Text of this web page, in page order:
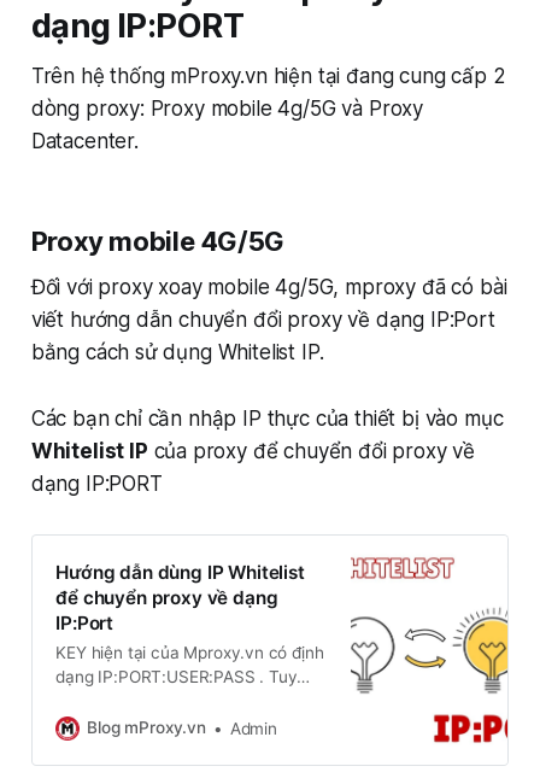
dạng IP:PORT
Trên hệ thống mProxy.vn hiện tại đang cung cấp 2
dòng proxy: Proxy mobile 4g/5G và Proxy
Datacenter.
Proxy mobile 4G/5G
Đối với proxy xoay mobile 4g/5G, mproxy đã có bài
viết hướng dẫn chuyển đổi proxy về dạng IP:Port
bằng cách sử dụng Whitelist IP.
Các bạn chỉ cần nhập IP thực của thiết bị vào mục
Whitelist IP của proxy để chuyển đổi proxy về
dạng IP:PORT
Hướng dẫn dùng IP Whitelist
để chuyển proxy về dạng
IP:Port
KEY hiện tại của Mproxy.vn có định
dạng IP:PORT:USER:PASS . Tuy
số tools không hỗ trợ USER:PASS
Blog mProxy.vn Admin